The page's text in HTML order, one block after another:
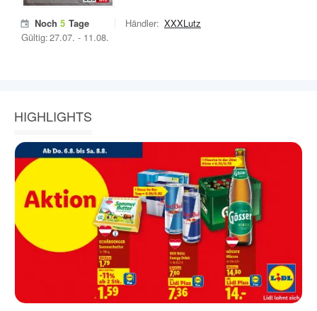
Noch 5 Tage
Gültig:27.07. - 11.08.
Händler: XXXLutz
HIGHLIGHTS